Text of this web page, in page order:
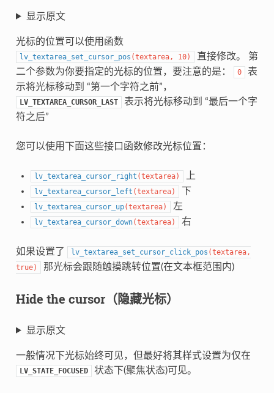
显示原文
光标的位置可以使用函数
lv_textarea_set_cursor_pos (textarea, 10)
直接修改。 第
二个参数为你要指定的光标的位置，要注意的是：
0
表
示将光标移动到 “第一个字符之前”，
LV_TEXTAREA_CURSOR_LAST
表示将光标移动到 “最后一个字
符之后”
您可以使用下面这些接口函数修改光标位置：
lv_textarea_cursor_right (textarea) 上
lv_textarea_cursor_left (textarea) 下
lv_textarea_cursor_up(textarea) 左
lv_textarea_cursor_down(textarea) 右
如果设置了 lv_textarea_set_cursor_click_pos (textarea,
true) 那光标会跟随触摸跳转位置(在文本框范围内)
Hide the cursor（隐藏光标）
显示原文
一般情况下光标始终可见，但最好将其样式设置为仅在
LV_STATE_FOCUSED 状态下(聚焦状态)可见。